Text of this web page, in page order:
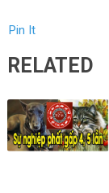
Pin It
RELATED